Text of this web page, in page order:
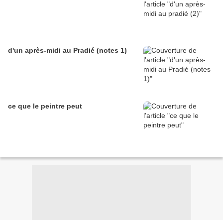
d'un après-midi au Pradié (notes 1)
ce que le peintre peut